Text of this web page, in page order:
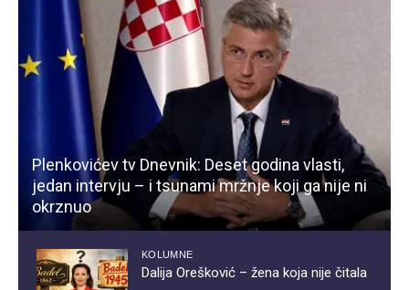
Plenkovićev tv Dnevnik: Deset godina vlasti,
jedan intervju – i tsunami mržnje koji ga nije ni
okrznuo
KOLUMNE
Dalija Orešković – žena koja nije čitala